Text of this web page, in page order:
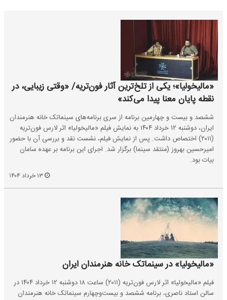
«مالیخولیا»؛ یکی از تلخ‌ترین آثار فون‌تریه/ «وقتی زیبایی، در
نقطه‌ پایان معنا پیدا می‌کند»
ششصد و بیست و چهارمین برنامه از سری برنامه‌های سینماتک خانه هنرمندان
ایران، دوشنبه ۱۲ خرداد ۱۴۰۴ به نمایش فیلم «مالیخولیا» اثر لارس فون‌تریه
(۲۰۱۱) اختصاص داشت. پس از نمایش فیلم، نشست نقد و بررسی آن با حضور
امیرحسین بهروز (منتقد سینما) برگزار شد. اجرای این برنامه بر عهده سامان
بیات بود.
«مالیخولیا» در سینماتک خانه هنرمندان ایران
فیلم «مالیخولیا» اثر لارس فون‌تریه (۲۰۱۱) ساعت ۱۸ دوشنبه ۱۲ خرداد ۱۴۰۴ در
سالن استاد ناصری، برنامه ششصد و بیست‌و‌چهارم سینماتک خانه هنرمندان